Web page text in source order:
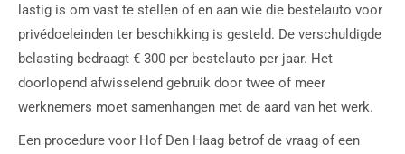
lastig is om vast te stellen of en aan wie die bestelauto voor
privédoeleinden ter beschikking is gesteld. De verschuldigde
belasting bedraagt € 300 per bestelauto per jaar. Het
doorlopend afwisselend gebruik door twee of meer
werknemers moet samenhangen met de aard van het werk.
Een procedure voor Hof Den Haag betrof de vraag of een